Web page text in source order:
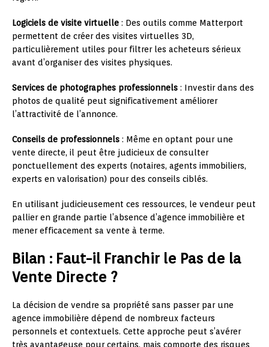
Logiciels de visite virtuelle : Des outils comme Matterport
permettent de créer des visites virtuelles 3D,
particulièrement utiles pour filtrer les acheteurs sérieux
avant d’organiser des visites physiques.
Services de photographes professionnels : Investir dans des
photos de qualité peut significativement améliorer
l’attractivité de l’annonce.
Conseils de professionnels : Même en optant pour une
vente directe, il peut être judicieux de consulter
ponctuellement des experts (notaires, agents immobiliers,
experts en valorisation) pour des conseils ciblés.
En utilisant judicieusement ces ressources, le vendeur peut
pallier en grande partie l’absence d’agence immobilière et
mener efficacement sa vente à terme.
Bilan : Faut-il Franchir le Pas de la
Vente Directe ?
La décision de vendre sa propriété sans passer par une
agence immobilière dépend de nombreux facteurs
personnels et contextuels. Cette approche peut s’avérer
très avantageuse pour certains, mais comporte des risques